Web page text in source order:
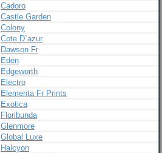
Cadoro
Castle Garden
Colony
Cote D`azur
Dawson Fr
Eden
Edgeworth
Electro
Elementa Fr Prints
Exotica
Floribunda
Glenmore
Global Luxe
Halcyon